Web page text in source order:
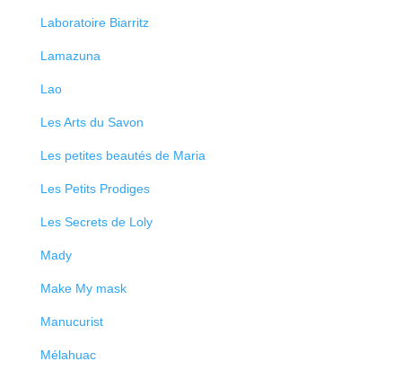
Laboratoire Biarritz
Lamazuna
Lao
Les Arts du Savon
Les petites beautés de Maria
Les Petits Prodiges
Les Secrets de Loly
Mady
Make My mask
Manucurist
Mélahuac